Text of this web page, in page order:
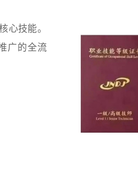
心技能。
广的全流